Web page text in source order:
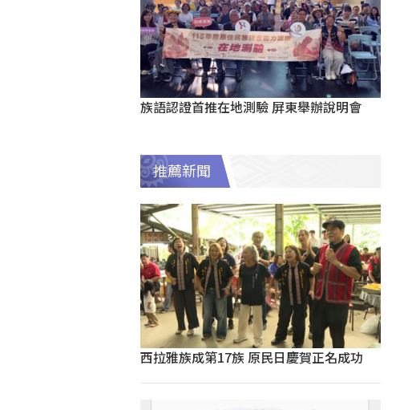
族語認證首推在地測驗 屏東舉辦說明會
推薦新聞
西拉雅族成第17族 原民日慶賀正名成功